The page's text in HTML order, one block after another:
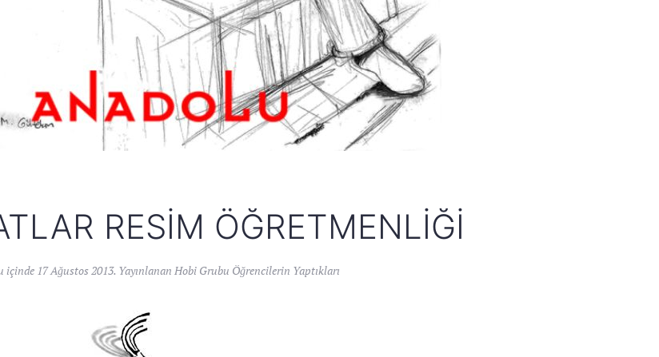
RESIM ÖĞRETMENLIĞI
içinde 17 Ağustos 2013. Yayınlanan Hobi Grubu Öğrencilerin Yaptıkları